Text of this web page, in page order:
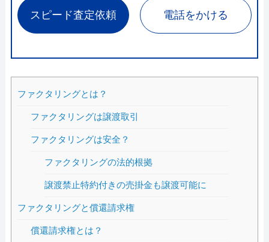
スピード査定依頼 電話をかける
ファクタリングとは？
ファクタリングは譲渡取引
ファクタリングは安全？
ファクタリングの法的根拠
譲渡禁止特約付きの売掛金も譲渡可能に
ファクタリングと償還請求権
償還請求権とは？